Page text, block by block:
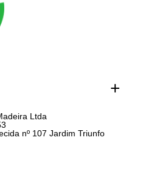
Ltda
nº 107 Jardim Triunfo